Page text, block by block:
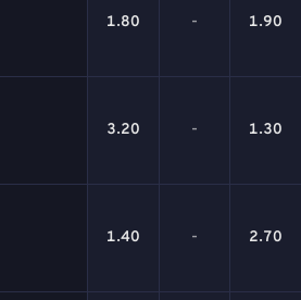
1.80 - 1.90
3.20 - 1.30
1.40 - 2.70